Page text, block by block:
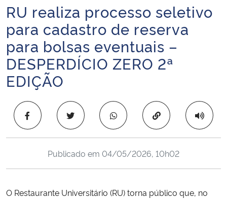
Ministério da Infraestrutura
Ministério da Agricultura, Pecuária e Abastecimento
Ministério da Educação
Ministério da Cidadania
Ministério da Saúde
Ministério de Minas e Energia
Ministério da Ciência, Tecnologia, Inovações e Comunicações
Ministério do Meio Ambiente
Início do conteúdo
RU realiza processo seletivo
para cadastro de reserva
para bolsas eventuais –
DESPERDÍCIO ZERO 2ª
EDIÇÃO
Copiar para área
Publicado em 04/05/2026, 10h02
O Restaurante Universitário (RU) torna público que, no